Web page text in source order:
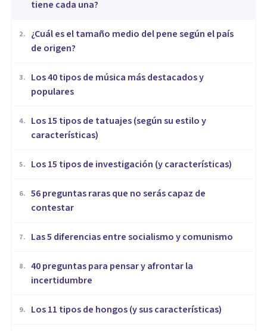
tiene cada una?
2.
¿Cuál es el tamaño medio del pene según el país
de origen?
3.
Los 40 tipos de música más destacados y
populares
4.
Los 15 tipos de tatuajes (según su estilo y
características)
5. Los 15 tipos de investigación (y características)
6. 56 preguntas raras que no serás capaz de
contestar
7. Las 5 diferencias entre socialismo y comunismo
8. 40 preguntas para pensar y afrontar la
incertidumbre
9. Los 11 tipos de hongos (y sus características)